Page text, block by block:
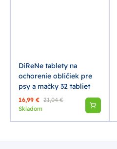
DiReNe tablety na
ochorenie obličiek pre
psy a mačky 32 tabliet
16,99 € 21,04 €
Skladom